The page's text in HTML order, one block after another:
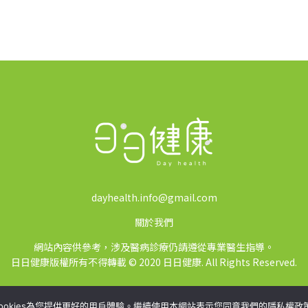
dayhealth.info@gmail.com
關於我們
網站內容供參考，涉及醫病診療仍請遵從專業醫生指導。
日日健康版權所有不得轉載 © 2020 日日健康. All Rights Reserved.